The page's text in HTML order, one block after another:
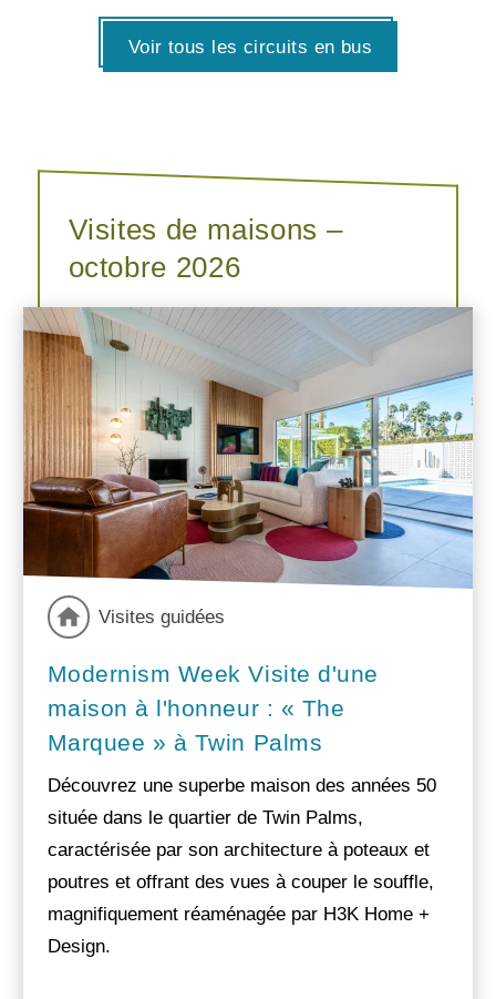
Voir tous les circuits en bus
Visites de maisons –
octobre 2026
Visites guidées
Modernism Week Visite d'une
maison à l'honneur : « The
Marquee » à Twin Palms
Découvrez une superbe maison des années 50
située dans le quartier de Twin Palms,
caractérisée par son architecture à poteaux et
poutres et offrant des vues à couper le souffle,
magnifiquement réaménagée par H3K Home +
Design.